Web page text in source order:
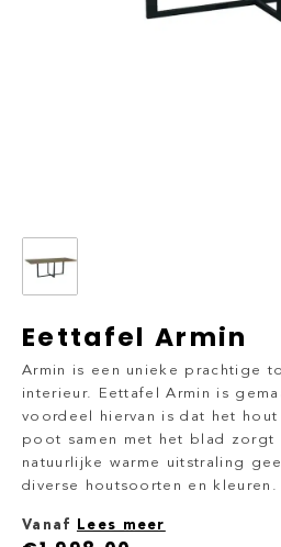
Eettafel Armin
Armin is een unieke prachtige
interieur. Eettafel Armin is
voordeel hiervan is dat het hout
poot samen met het blad zorgt
natuurlijke warme uitstraling
diverse houtsoorten en
Vanaf Lees meer